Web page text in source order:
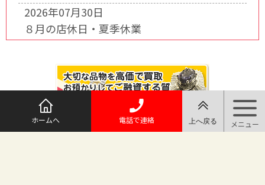
2026年07月30日
８月の店休日・夏季休業
ホームへ 電話で連絡